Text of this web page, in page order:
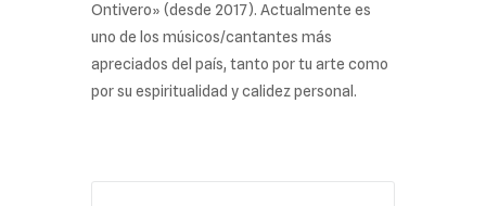
Ontivero» (desde 2017). Actualmente es
uno de los músicos/cantantes más
apreciados del país, tanto por tu arte como
por su espiritualidad y calidez personal.